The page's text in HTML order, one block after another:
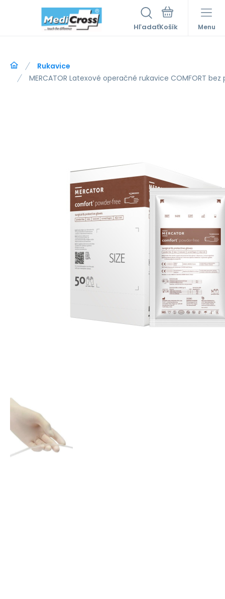
Hľadať Menu
Rukavice
MERCATOR Latexové operačné rukavice COMFORT